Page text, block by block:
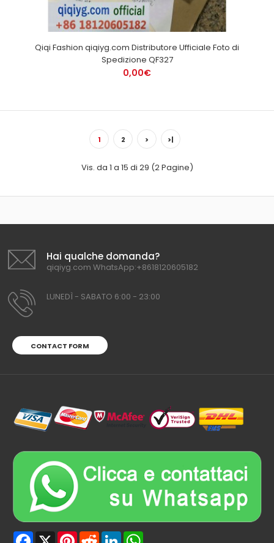
Qiqi Fashion qiqiyg.com Distributore Ufficiale Foto di
Spedizione QF327
0,00€
1 2 > >|
Vis. da 1 a 15 di 29 (2 Pagine)
Hai qualche domanda?
qiqiyg.com WhatsApp:+8618120605182
LUNEDÌ - SABATO 6:00 - 23:00
CONTACT FORM
Facebook
X PinterestRedditLinkedIn